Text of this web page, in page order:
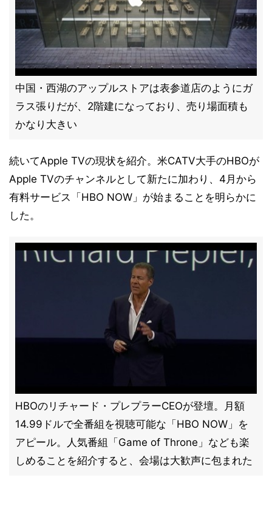
中国・西湖のアップルストアは表参道店のようにガ
ラス張りだが、2階建になっており、売り場面積も
かなり大きい
続いてApple TVの現状を紹介。米CATV大手のHBOが
Apple TVのチャンネルとして新たに加わり、4月から
有料サービス「HBO NOW」が始まることを明らかに
した。
HBOのリチャード・プレプラーCEOが登壇。月額
14.99ドルで全番組を視聴可能な「HBO NOW」を
アピール。人気番組「Game of Throne」なども楽
しめることを紹介すると、会場は大歓声に包まれた